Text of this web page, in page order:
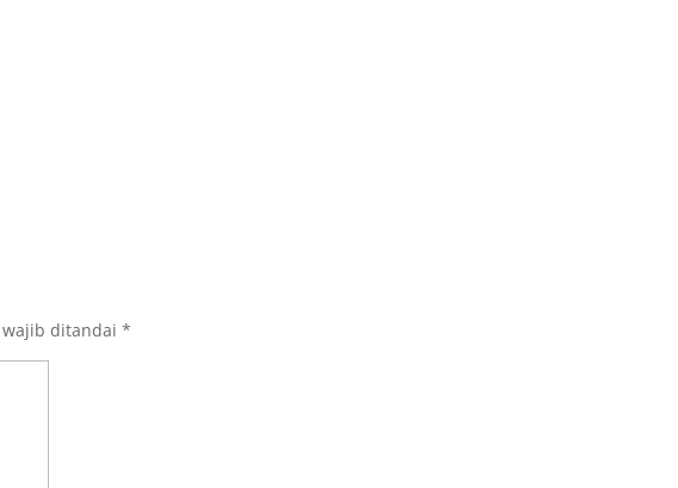
wajib ditandai*